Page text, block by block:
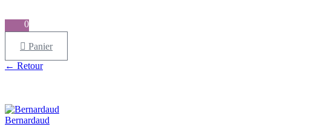
0
Panier
← Retour
Bernardaud